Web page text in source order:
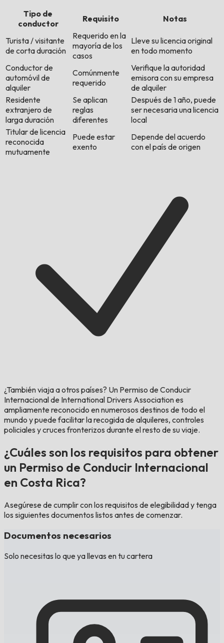
Tipo de
conductor
Requisito Notas
Turista / visitante
de corta duración
Requerido en la
mayoría de los
casos
Lleve su licencia original
en todo momento
Conductor de
automóvil de
alquiler
Comúnmente
requerido
Verifique la autoridad
emisora con su empresa
de alquiler
Residente
extranjero de
larga duración
Se aplican
reglas
diferentes
Después de 1 año, puede
ser necesaria una licencia
local
Titular de licencia
reconocida
mutuamente
Puede estar
exento
Depende del acuerdo
con el país de origen
¿También viaja a otros países? Un Permiso de Conducir
Internacional de International Drivers Association es
ampliamente reconocido en numerosos destinos de todo el
mundo y puede facilitar la recogida de alquileres, controles
policiales y cruces fronterizos durante el resto de su viaje.
¿Cuáles son los requisitos para obtener
un Permiso de Conducir Internacional
en Costa Rica?
Asegúrese de cumplir con los requisitos de elegibilidad y tenga
los siguientes documentos listos antes de comenzar.
Documentos necesarios
Solo necesitas lo que ya llevas en tu cartera